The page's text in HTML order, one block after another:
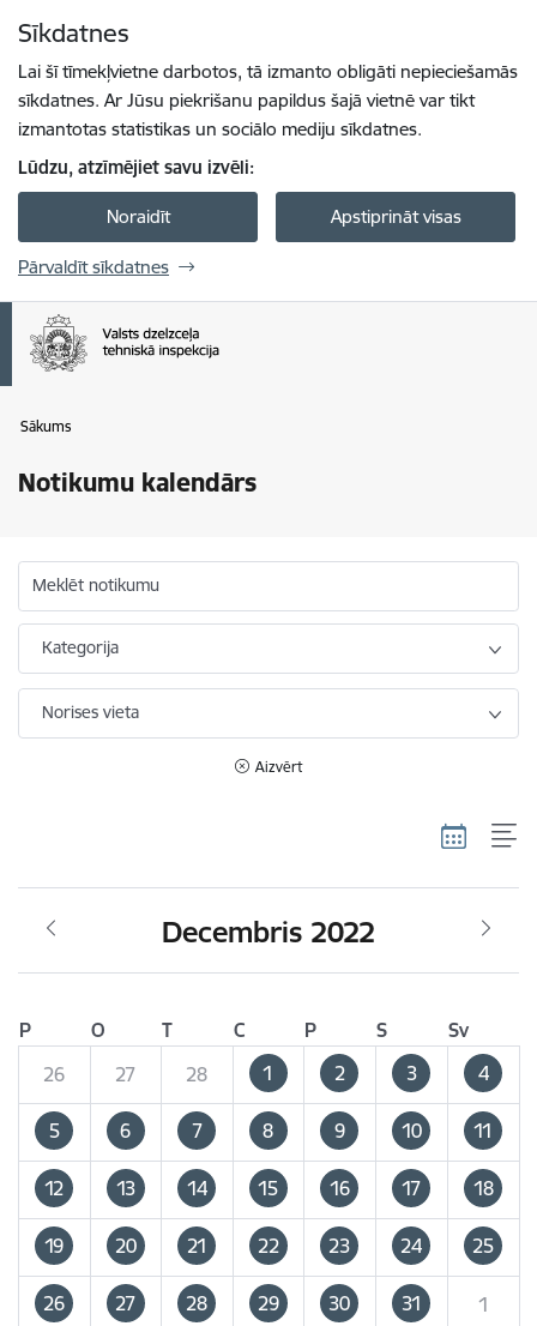
Sīkdatnes
Lai šī tīmekļvietne darbotos, tā izmanto obligāti nepieciešamās
sīkdatnes. Ar Jūsu piekrišanu papildus šajā vietnē var tikt
izmantotas statistikas un sociālo mediju sīkdatnes.
Lūdzu, atzīmējiet savu izvēli:
Noraidīt Apstiprināt visas
Pārvaldīt sīkdatnes
Sākums
Notikumu kalendārs
Meklēt notikumu
Kategorija
Norises vieta
Aizvērt
Decembris 2022
P O T C P S
Sv
26
27 28 1 2 3 4
5 6 7 8 9 10 11
12 13 14 15 16 17 18
19 20 21 22 23 24 25
26 27 28 29 30 31 1